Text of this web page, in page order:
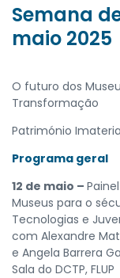
Semana
maio 2025
O futuro dos
Transformação
Património
Programa geral
12 de maio –
Museus para o
Tecnologias e
com Alexandre
e Angela Barrera
Sala do DCTP, FLUP